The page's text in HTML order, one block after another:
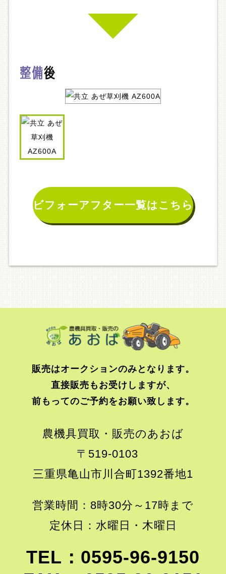
整備後
ビフォーアフター一覧はこちら
販売はオークションのみとなります。
直接販売もお受けしますが、
前もってのご予約をお願い致します。
農機具買取・販売のあおば
〒519-0103
三重県亀山市川合町1392番地1
営業時間：8時30分～17時まで
定休日：水曜日・木曜日
TEL：0595-96-9150